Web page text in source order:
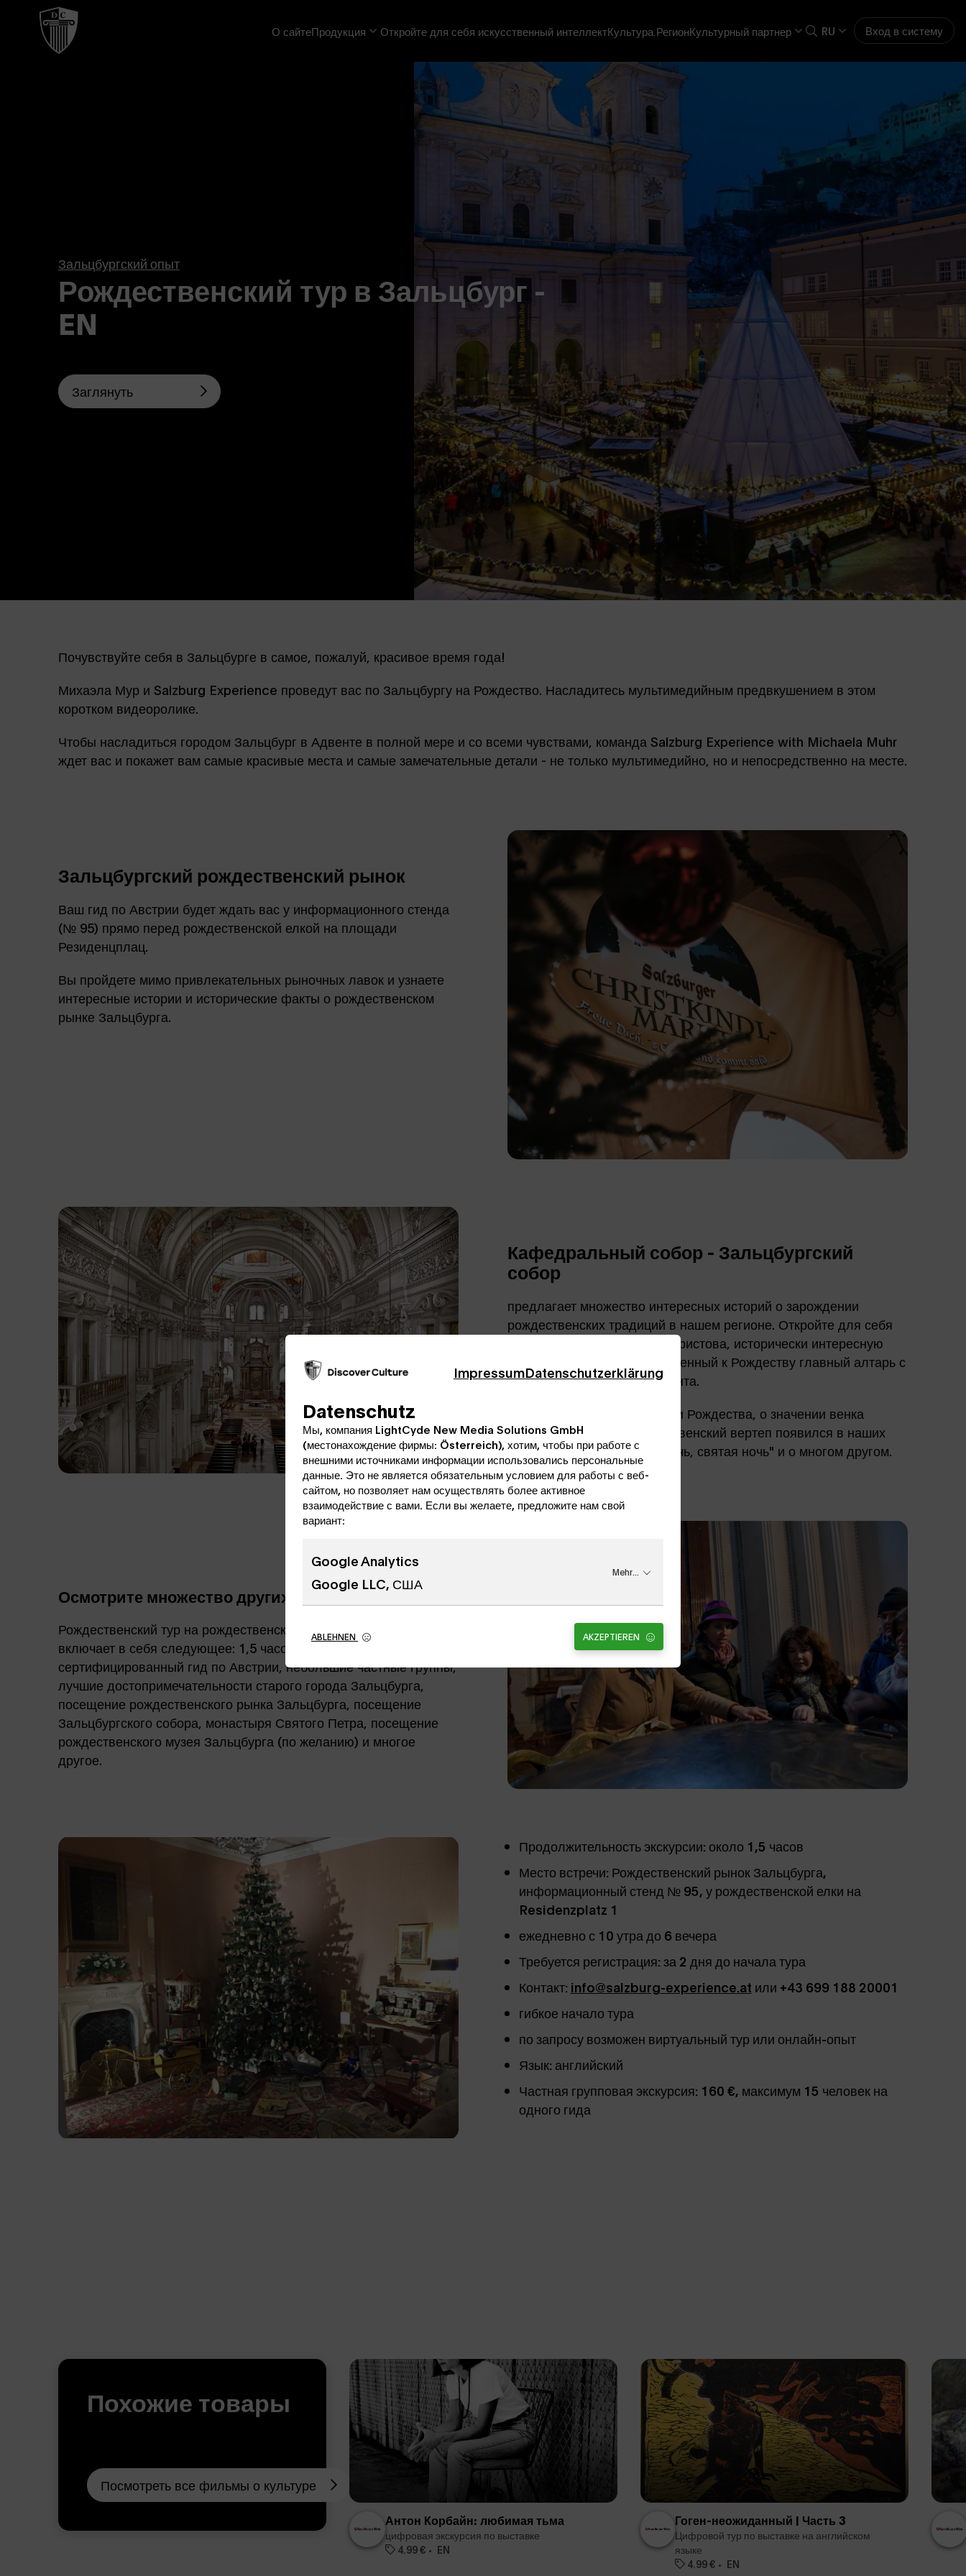
О сайтеПродукция Откройте для себя искусственный интеллектКультура.РегионКультурный партнер RU Вход в систему
Зальцбургский опыт
Рождественский тур в Зальцбург -
EN
Заглянуть
Почувствуйте себя в Зальцбурге в самое, пожалуй, красивое время года!
Михаэла Мур и Salzburg Experience проведут вас по Зальцбургу на Рождество. Насладитесь мультимедийным предвкушением в этом
коротком видеоролике.
Чтобы насладиться городом Зальцбург в Адвенте в полной мере и со всеми чувствами, команда Salzburg Experience with Michaela Muhr
ждет вас и покажет вам самые красивые места и самые замечательные детали - не только мультимедийно, но и непосредственно на месте.
Зальцбургский рождественский рынок
Ваш гид по Австрии будет ждать вас у информационного стенда
(№ 95) прямо перед рождественской елкой на площади
Резиденцплац.
Вы пройдете мимо привлекательных рыночных лавок и узнаете
интересные истории и исторические факты о рождественском
рынке Зальцбурга.
Кафедральный собор - Зальцбургский
собор
предлагает множество интересных историй о зарождении
рождественских традиций в нашем регионе. Откройте для себя
местную сцену Рождества Христова, исторически интересную
крестильную купель и украшенный к Рождеству главный алтарь с
оригинальным венком Адвента.
Вы узнаете о происхождении Рождества, о значении венка
Адвента, о том, как Рождественский вертеп появился в наших
гостиных, о песне "Тихая ночь, святая ночь" и о многом другом.
Осмотрите множество других мест вокруг собора
Рождественский тур на рождественском рынке Зальцбурга
включает в себя следующее: 1,5 часовая экскурсия по городу,
сертифицированный гид по Австрии, небольшие частные группы,
лучшие достопримечательности старого города Зальцбурга,
посещение рождественского рынка Зальцбурга, посещение
Зальцбургского собора, монастыря Святого Петра, посещение
рождественского музея Зальцбурга (по желанию) и многое
другое.
Продолжительность экскурсии: около 1,5 часов
Место встречи: Рождественский рынок Зальцбурга,
информационный стенд № 95, у рождественской елки на
Residenzplatz 1
ежедневно с 10 утра до 6 вечера
Требуется регистрация: за 2 дня до начала тура
Контакт: info@salzburg-experience.at или +43 699 188 20001
гибкое начало тура
по запросу возможен виртуальный тур или онлайн-опыт
Язык: английский
Частная групповая экскурсия: 160 €, максимум 15 человек на
одного гида
Похожие товары
Посмотреть все фильмы о культуре
Антон Корбайн: любимая тьма
цифровая экскурсия по выставке
4.99 €
EN
Гоген-неожиданный | Часть 3
Цифровой тур по выставке на английском
языке
4.99 €
EN
ImpressumDatenschutzerklärung
Datenschutz
Мы, компания LightCyde New Media Solutions GmbH
(местонахождение фирмы: Österreich), хотим, чтобы при работе с
внешними источниками информации использовались персональные
данные. Это не является обязательным условием для работы с веб-
сайтом, но позволяет нам осуществлять более активное
взаимодействие с вами. Если вы желаете, предложите нам свой
вариант:
Google Analytics
Google LLC, США
Mehr...
ABLEHNEN AKZEPTIEREN